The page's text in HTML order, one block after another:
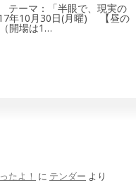
テーマ：「半眼で、現実の
年10月30日(月曜) 【昼の
開場は1…
たよ！ に テンダー より